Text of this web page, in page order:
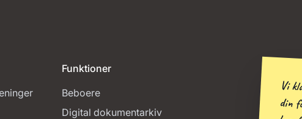
Funktioner
Beboere
Digital dokumentarkiv
Vi
din
din